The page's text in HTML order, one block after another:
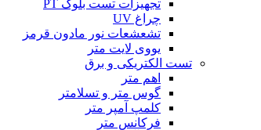
تجهیزات تست بلوک PT
چراغ UV
تشعشعات نور مادون قرمز
یووی لایت متر
تست الکتریکی و برق
اهم متر
گوس متر و تسلامتر
کلمپ آمپر متر
فرکانس متر